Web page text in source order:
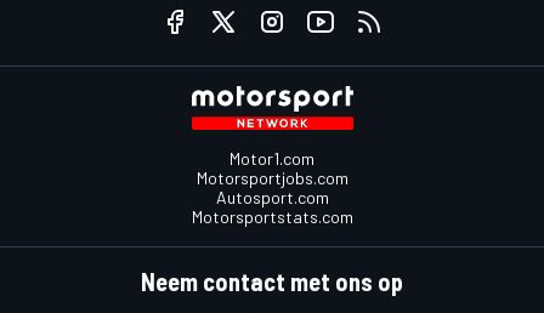
Motor1.com
Motorsportjobs.com
Autosport.com
Motorsportstats.com
Neem contact met ons op